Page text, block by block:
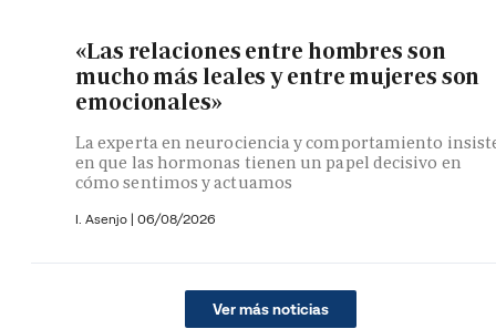
«Las relaciones entre hombres son
mucho más leales y entre mujeres son
emocionales»
La experta en neurociencia y comportamiento
en que las hormonas tienen un papel decisivo en
cómo sentimos y actuamos
I. Asenjo | 06/08/2026
Ver más noticias